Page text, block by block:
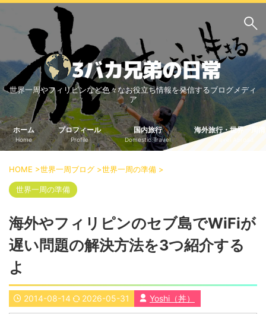
サイト内検索
3バカ兄弟のブログ
三男：増田っちのブロ
グ
次男：タクジのブログ
長男：Yoshiのブログ
ビジネス・ライフハック
車関係
国内旅行
中部
中国・四国
世界一周ブログ
世界一周やフィリピンなど色々なお役立ち情報を発信するブログメディ
ア
ホーム
Home
プロフィール
Profile
国内旅行
Domestic Travel
海外旅行・世界一周
HOME >世界一周ブログ >世界一周の準備 >
世界一周の準備
海外やフィリピンのセブ島でWiFiが
遅い問題の解決方法を3つ紹介する
よ
2014-08-14 2026-05-31 Yoshi（丼）